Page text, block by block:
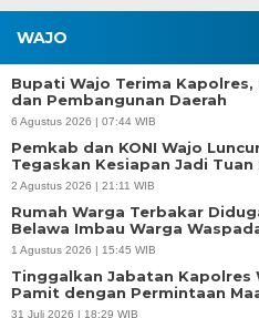
WAJO
Bupati Wajo Terima
dan Pembangunan Daerah
6 Agustus 2026 | 07:44 WIB
Pemkab dan KONI Wajo
Tegaskan Kesiapan Jadi Tuan
2 Agustus 2026 | 21:11 WIB
Rumah Warga Terbakar
Belawa Imbau Warga
1 Agustus 2026 | 15:45 WIB
Tinggalkan Jabatan Kapolres
Pamit dengan Permintaan
31 Juli 2026 | 18:29 WIB